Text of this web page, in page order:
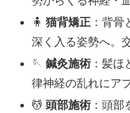
🧍猫背矯正 ：背
深く入る姿勢へ。
🪡鍼灸施術 ：髪
律神経の乱れにア
💆頭部施術 ：頭